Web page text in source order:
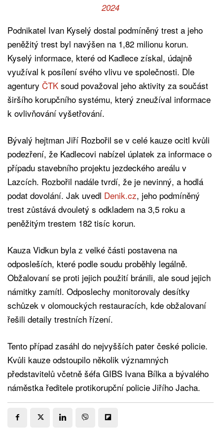
2024
Podnikatel Ivan Kyselý dostal podmíněný trest a jeho
peněžitý trest byl navýšen na 1,82 milionu korun.
Kyselý informace, které od Kadlece získal, údajně
využíval k posílení svého vlivu ve společnosti. Dle
agentury ČTK soud považoval jeho aktivity za součást
širšího korupčního systému, který zneužíval informace
k ovlivňování vyšetřování.
Bývalý hejtman Jiří Rozbořil se v celé kauze ocitl kvůli
podezření, že Kadlecovi nabízel úplatek za informace o
případu stavebního projektu jezdeckého areálu v
Lazcích. Rozbořil nadále tvrdí, že je nevinný, a hodlá
podat dovolání. Jak uvedl Denik.cz, jeho podmíněný
trest zůstává dvouletý s odkladem na 3,5 roku a
peněžitým trestem 182 tisíc korun.
Kauza Vidkun byla z velké části postavena na
odposleších, které podle soudu proběhly legálně.
Obžalovaní se proti jejich použití bránili, ale soud jejich
námitky zamítl. Odposlechy monitorovaly desítky
schůzek v olomouckých restauracích, kde obžalovaní
řešili detaily trestních řízení.
Tento případ zasáhl do nejvyšších pater české policie.
Kvůli kauze odstoupilo několik významných
představitelů včetně šéfa GIBS Ivana Bílka a bývalého
náměstka ředitele protikorupční policie Jiřího Jacha.